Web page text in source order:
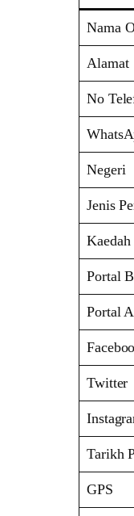
Nama
Alamat
No
Negeri
Jenis
Portal
Portal
Twitter
Tarikh
GPS